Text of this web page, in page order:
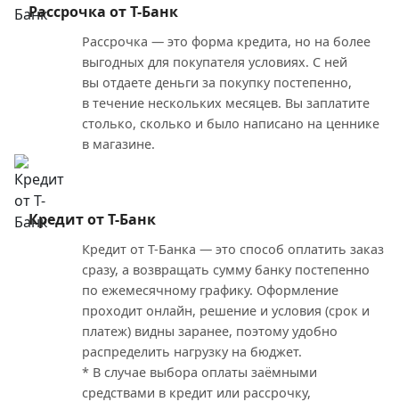
Рассрочка от Т-Банк
Рассрочка — это форма кредита, но на более
выгодных для покупателя условиях. С ней
вы отдаете деньги за покупку постепенно,
в течение нескольких месяцев. Вы заплатите
столько, сколько и было написано на ценнике
в магазине.
Кредит от Т-Банк
Кредит от Т-Банка — это способ оплатить заказ
сразу, а возвращать сумму банку постепенно
по ежемесячному графику. Оформление
проходит онлайн, решение и условия (срок и
платеж) видны заранее, поэтому удобно
распределить нагрузку на бюджет.
* В случае выбора оплаты заёмными
средствами в кредит или рассрочку,